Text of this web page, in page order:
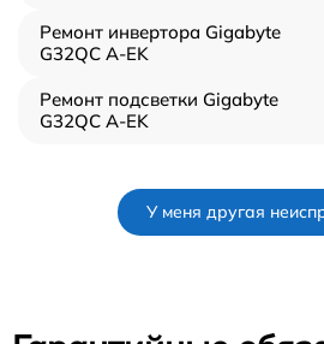
Ремонт инвертора Gigabyte
G32QC A-EK
Ремонт подсветки Gigabyte
G32QC A-EK
У меня другая